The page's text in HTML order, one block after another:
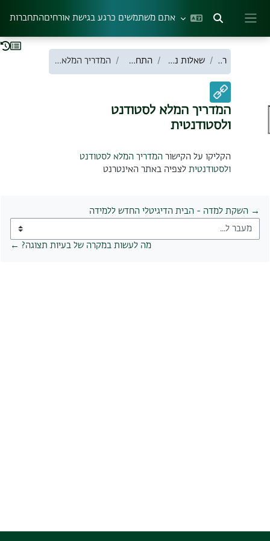
הצגה או הסתרה של קלט חיפוש
אתם משתמשים כרגע בגישת אורחיםהתחברות
ראשי שאלות נפוצות סטודנטים התחברות למערכת המדריך המלא לסטודנט ולסטודנטית
המדריך המלא לסטודנט
ולסטודנטית
הקליקו על הקישור המדריך המלא לסטודנט
ולסטודנטיתלצפיה באתר האינטרנט
→ השקת למדה - הבית הדיגיטלי החדש ללמידה
מעבר ל...
מה לעשות במקרה של בעיות תצוגה? ←